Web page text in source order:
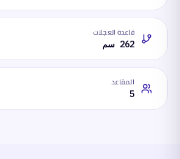
قاعدة العجلات
262 سم
المقاعد
5